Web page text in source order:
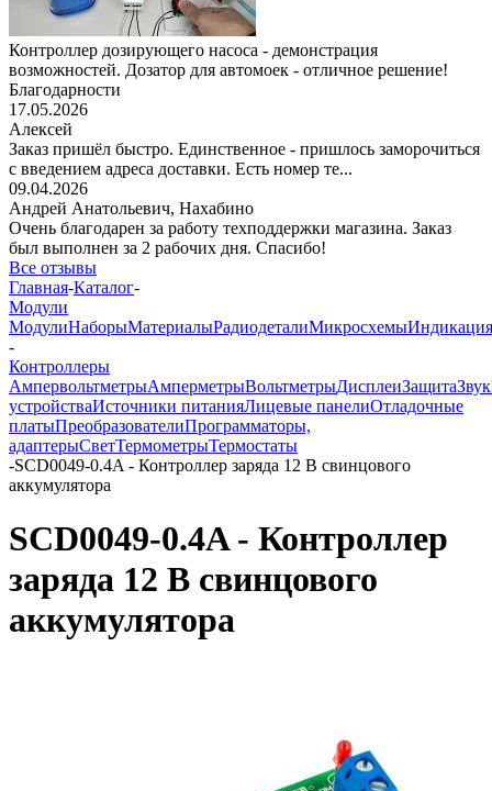
Контроллер дозирующего насоса - демонстрация
возможностей. Дозатор для автомоек - отличное решение!
Благодарности
17.05.2026
Алексей
Заказ пришёл быстро. Единственное - пришлось заморочиться
с введением адреса доставки. Есть номер те...
09.04.2026
Андрей Анатольевич, Нахабино
Очень благодарен за работу техподдержки магазина. Заказ
был выполнен за 2 рабочих дня. Спасибо!
Все отзывы
Главная-Каталог-
Модули
МодулиНаборыМатериалыРадиодеталиМикросхемыИндикация
-
Контроллеры
АмпервольтметрыАмперметрыВольтметрыДисплеиЗащитаЗвук
устройстваИсточники питанияЛицевые панелиОтладочные
платыПреобразователиПрограмматоры,
адаптерыСветТермометрыТермостаты
-SCD0049-0.4A - Контроллер заряда 12 В свинцового
аккумулятора
SCD0049-0.4A - Контроллер
заряда 12 В свинцового
аккумулятора